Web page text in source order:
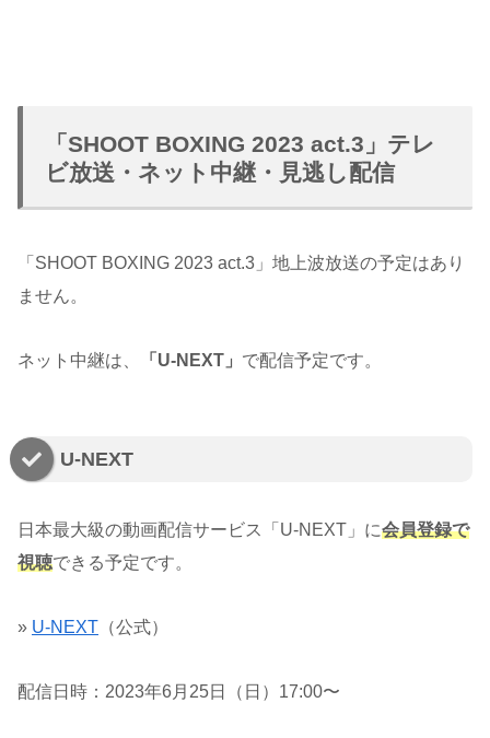
「SHOOT BOXING 2023 act.3」テレ
ビ放送・ネット中継・見逃し配信
「SHOOT BOXING 2023 act.3」地上波放送の予定はあり
ません。
ネット中継は、 「U-NEXT」 で配信予定です。
U-NEXT
日本最大級の動画配信サービス「U-NEXT」に会員登録で
視聴できる予定です。
» U-NEXT （公式）
配信日時：2023年6月25日（日）17:00〜